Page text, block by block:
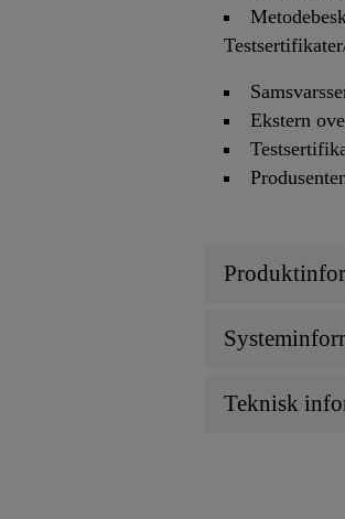
Ekstern
Teknisk